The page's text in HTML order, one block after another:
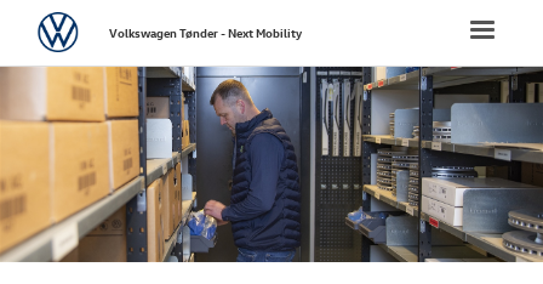
FORSIDE
NYE
NYE VAREBILER
Toggle
VolkswagenVolkswagen Tønder - Next Mobility